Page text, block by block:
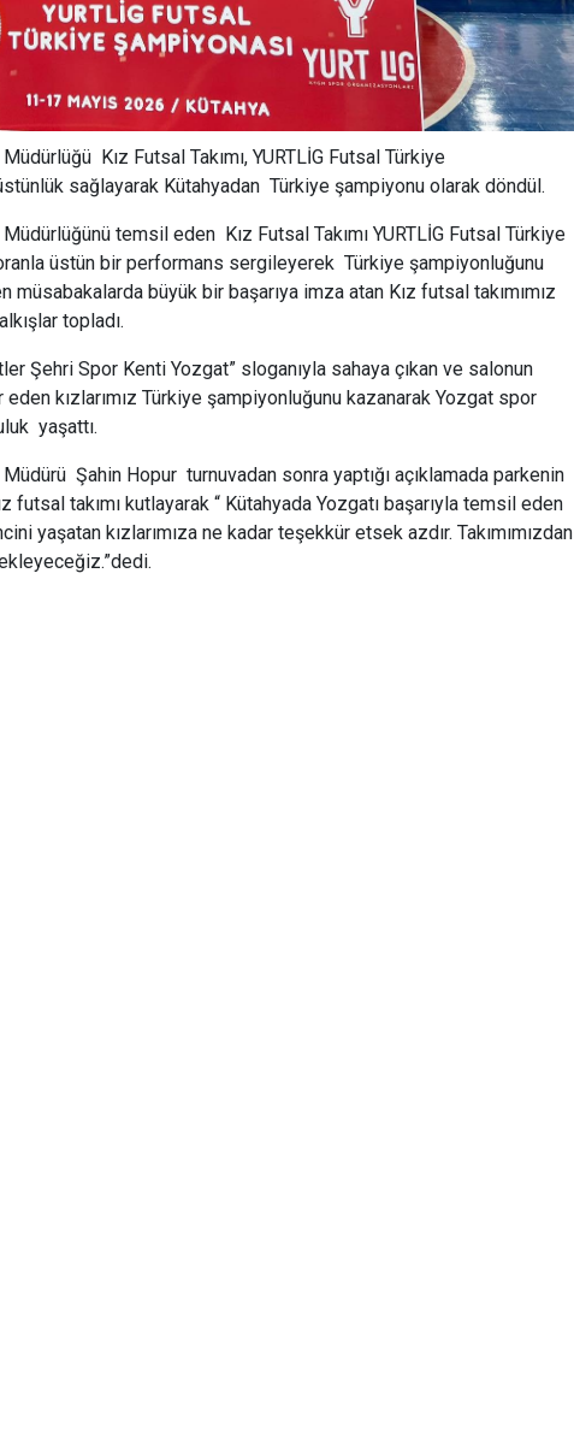
Kız Futsal Takımı, YURTLİG Futsal Türkiye
sağlayarak Kütahyadan Türkiye şampiyonu olarak döndül.
temsil eden Kız Futsal Takımı YURTLİG Futsal Türkiye
üstün bir performans sergileyerek Türkiye şampiyonluğunu
müsabakalarda büyük bir başarıya imza atan Kız futsal takımımız
topladı.
Şehri Spor Kenti Yozgat” sloganıyla sahaya çıkan ve salonun
eden kızlarımız Türkiye şampiyonluğunu kazanarak Yozgat spor
yaşattı.
Şahin Hopur turnuvadan sonra yaptığı açıklamada parkenin
futsal takımı kutlayarak “ Kütahyada Yozgatı başarıyla temsil eden
yaşatan kızlarımıza ne kadar teşekkür etsek azdır. Takımımızdan